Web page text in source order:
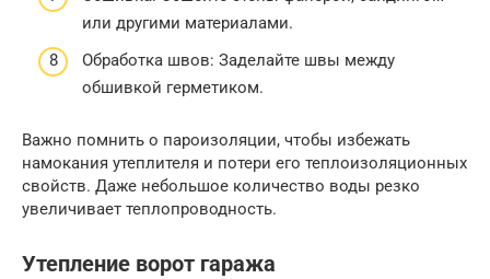
или другими материалами.
Обработка швов: Заделайте швы между
обшивкой герметиком.
Важно помнить о пароизоляции, чтобы избежать
намокания утеплителя и потери его теплоизоляционных
свойств. Даже небольшое количество воды резко
увеличивает теплопроводность.
Утепление ворот гаража